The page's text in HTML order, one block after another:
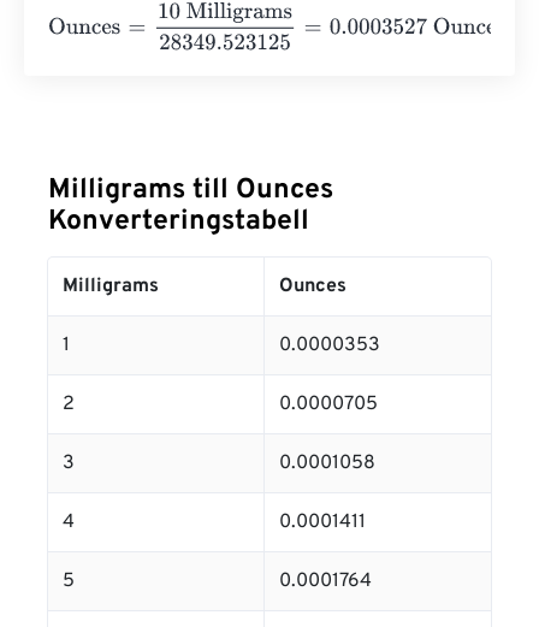
Ounces
10 Milligrams28349.523125= 0.0003527
Milligrams till Ounces
Konverteringstabell
Milligrams Ounces
1 0.0000353
2 0.0000705
3 0.0001058
4 0.0001411
5 0.0001764